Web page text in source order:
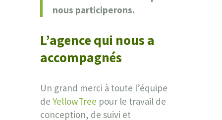
nous participerons.
L’agence qui nous a
accompagnés
Un grand merci à toute l’équipe
de YellowTree pour le travail de
conception, de suivi et